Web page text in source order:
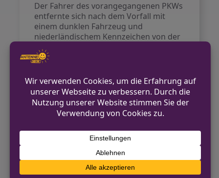
Der Fahrer des vorangegangenen PKWs
entfernte sich nach dem Vorfall mit
einem dunklen Fahrzeug und
niederländischem Kennzeichen von der
Stelle. Die Polizei bittet nun um
Hinweise von möglichen Zeugen, die
VORHERIGER BEITRAG
Kreisweite Verkehrskontrollen: Fokus auf
NÄCHSTER BEITRAG
Aufmerksamer Zeuge führt Polizei zu
Autoaufbrecher in Duisburg